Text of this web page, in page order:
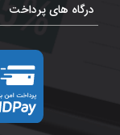
درگاه های پرداخت